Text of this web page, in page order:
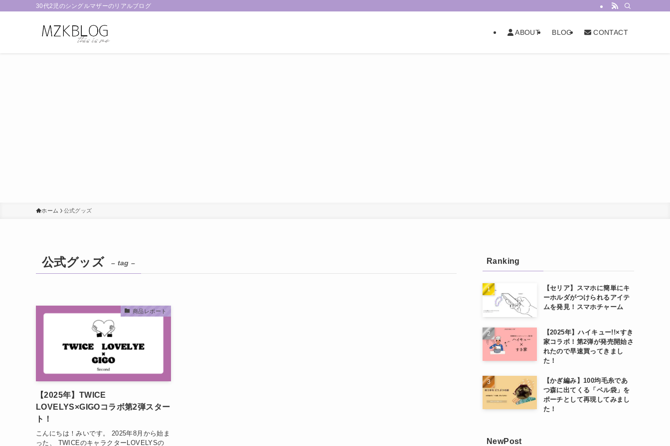
30代2児のシングルマザーのリアルブログ
ABOUT BLOG CONTACT
ホーム 公式グッズ
公式グッズ – tag –
商品レポート
【2025年】TWICE
LOVELYS×GIGOコラボ第2弾スター
ト！
こんにちは！みいです。 2025年8月から始ま
った、 TWICEのキャラクターLOVELYSの
Ranking
【セリア】スマホに簡単にキ
ーホルダがつけられるアイテ
ムを発見！スマホチャーム
【2025年】ハイキュー!!×すき
家コラボ！第2弾が発売開始さ
れたので早速買ってきまし
た！
【かぎ編み】100均毛糸であ
つ森に出てくる「ベル袋」を
ポーチとして再現してみまし
た！
NewPost